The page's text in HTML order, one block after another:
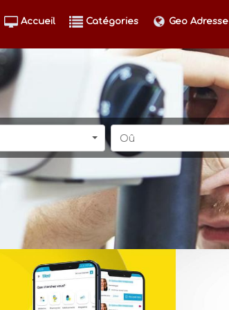
Accueil Catégories Geo Adresse
Oû